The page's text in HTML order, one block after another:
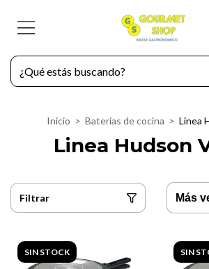
Inicio > Baterías de cocina > Linea
Linea Hudson
Filtrar
SIN STOCK SIN